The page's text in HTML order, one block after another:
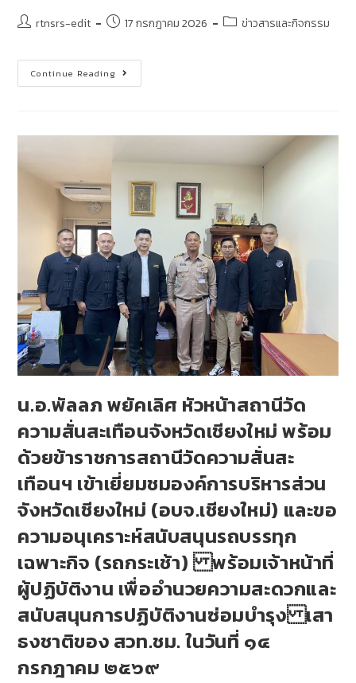
rtnsrs-edit 17 กรกฎาคม 2026 ข่าวสารและกิจกรรม
Continue Reading
น.อ.พัลลภ พยัคเลิศ หัวหน้าสถานีวัด
ความสั่นสะเทือนจังหวัดเชียงใหม่ พร้อม
ด้วยข้าราชการสถานีวัดความสั่นสะ
เทือนฯ เข้าเยี่ยมชมองค์การบริหารส่วน
จังหวัดเชียงใหม่ (อบจ.เชียงใหม่) และขอ
ความอนุเคราะห์สนับสนุนรถบรรทุก
เฉพาะกิจ (รถกระเช้า) พร้อมเจ้าหน้าที่
ผู้ปฏิบัติงาน เพื่ออำนวยความสะดวกและ
สนับสนุนการปฏิบัติงานซ่อมบำรุง เสา
ธงชาติของ สวท.ชม. ในวันที่ ๑๔
กรกฎาคม ๒๕๖๙